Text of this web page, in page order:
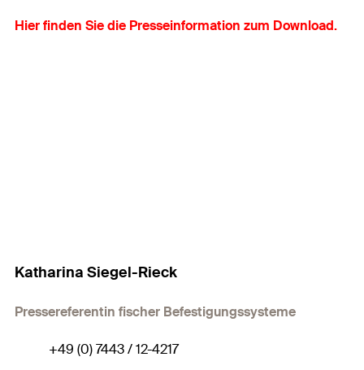
Hier finden Sie die Presseinformation zum Download.
Katharina Siegel-Rieck
Pressereferentin fischer Befestigungssysteme
+49 (0) 7443 / 12-4217